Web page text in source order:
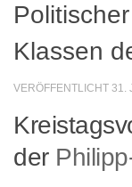
Klassen
VERÖFFENTLICHT 31.
der